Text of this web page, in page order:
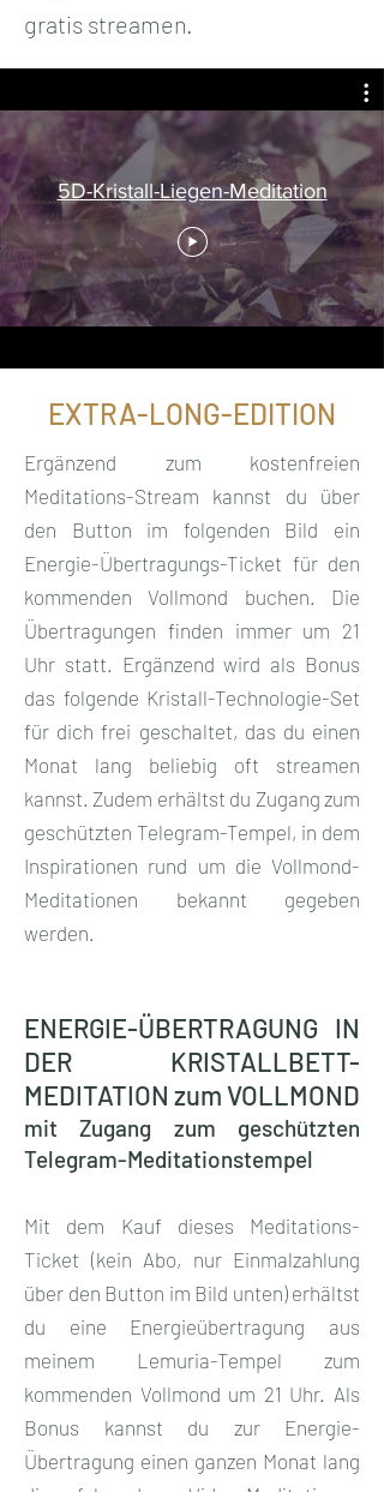
gratis streamen.
5D-Kristall-Liegen-Meditation
EXTRA-LONG-EDITION
​Ergänzend zum kostenfreien
Meditations-Stream kannst du über
den Button im folgenden Bild ein
Energie-Übertragungs-Ticket für den
kommenden Vollmond buchen. Die
Übertragungen finden immer um 21
Uhr statt. Ergänzend wird als Bonus
das folgende Kristall-Technologie-Set
für dich frei geschaltet, das du einen
Monat lang beliebig oft streamen
kannst. Zudem erhältst du Zugang zum
geschützten Telegram-Tempel, in dem
Inspirationen rund um die Vollmond-
Meditationen bekannt gegeben
werden.
ENERGIE-ÜBERTRAGUNG IN
DER KRISTALLBETT-
MEDITATION zum VOLLMOND
mit Zugang zum geschützten
Telegram-Meditationstempel
Mit dem Kauf dieses Meditations-
Ticket (kein Abo, nur Einmalzahlung
über den Button im Bild unten) erhältst
du eine Energieübertragung aus
meinem Lemuria-Tempel zum
kommenden Vollmond um 21 Uhr. Als
Bonus kannst du zur Energie-
Übertragung einen ganzen Monat lang